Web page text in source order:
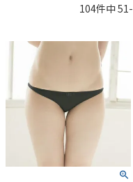
104件中51-